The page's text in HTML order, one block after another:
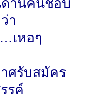
านคนชอบ
า
เหอๆ
ศรับสมัคร
รค์